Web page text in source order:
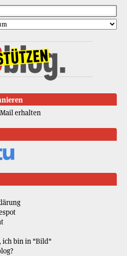
erhalten
ich bin in "Bild"